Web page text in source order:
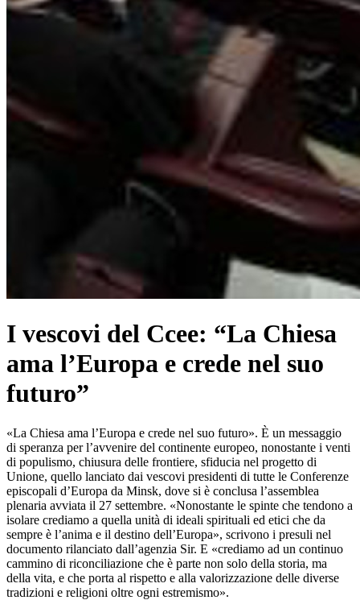
I vescovi del Ccee: “La Chiesa
ama l’Europa e crede nel suo
futuro”
«La Chiesa ama l’Europa e crede nel suo futuro». È un messaggio
di speranza per l’avvenire del continente europeo, nonostante i venti
di populismo, chiusura delle frontiere, sfiducia nel progetto di
Unione, quello lanciato dai vescovi presidenti di tutte le Conferenze
episcopali d’Europa da Minsk, dove si è conclusa l’assemblea
plenaria avviata il 27 settembre. «Nonostante le spinte che tendono a
isolare crediamo a quella unità di ideali spirituali ed etici che da
sempre è l’anima e il destino dell’Europa», scrivono i presuli nel
documento rilanciato dall’agenzia Sir. E «crediamo ad un continuo
cammino di riconciliazione che è parte non solo della storia, ma
della vita, e che porta al rispetto e alla valorizzazione delle diverse
tradizioni e religioni oltre ogni estremismo».